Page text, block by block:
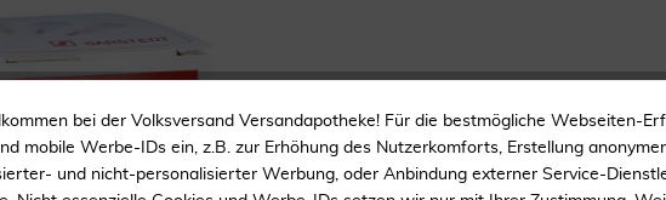
Safety-Lanzetten
Stück
bei der Volksversand Versandapotheke! Für die bestmögliche Webseiten-
mobile Werbe-IDs ein, z.B. zur Erhöhung des Nutzerkomforts, Erstellung
und nicht-personalisierter Werbung, oder Anbindung externer Service-